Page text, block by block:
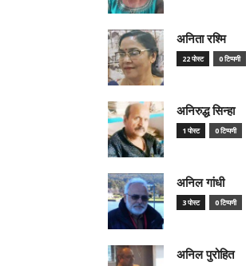
अनिता रश्मि
22 पोस्ट 0 टिप्पणी
अनिरुद्ध सिन्हा
1 पोस्ट 0 टिप्पणी
अनिल गांधी
3 पोस्ट 0 टिप्पणी
अनिल पुरोहित